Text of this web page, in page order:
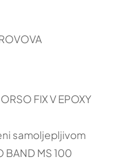
FIX V EPOXY
samoljepljivom
MS 100